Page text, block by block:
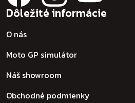
Dôležité informácie
O nás
Moto GP simulátor
Náš showroom
Obchodné podmienky